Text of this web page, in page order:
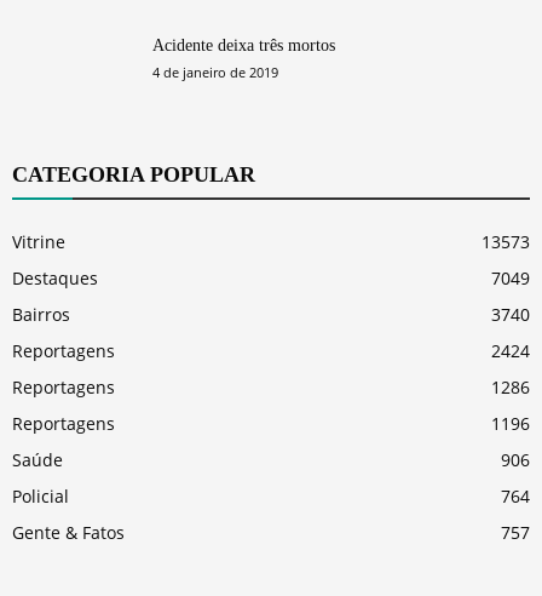
Acidente deixa três mortos
4 de janeiro de 2019
CATEGORIA POPULAR
Vitrine
13573
Destaques
7049
Bairros
3740
Reportagens
2424
Reportagens
1286
Reportagens
1196
Saúde
906
Policial
764
Gente & Fatos
757